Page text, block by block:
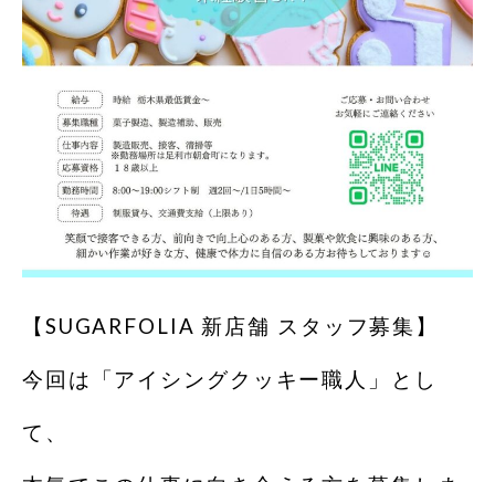
【SUGARFOLIA 新店舗 スタッフ募集】
今回は「アイシングクッキー職人」とし
て、